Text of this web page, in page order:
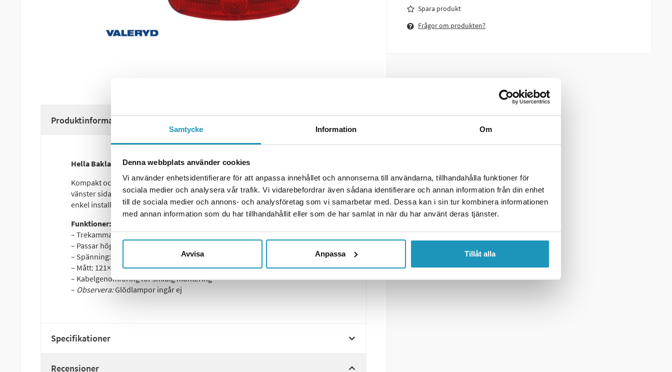
Samtycke Information Om
Denna webbplats använder cookies
Vi använder enhetsidentifierare för att anpassa innehållet och annonserna till användarna, tillhandahålla funktioner för
sociala medier och analysera vår trafik. Vi vidarebefordrar även sådana identifierare och annan information från din enhet
till de sociala medier och annons- och analysföretag som vi samarbetar med. Dessa kan i sin tur kombinera informationen
med annan information som du har tillhandahållit eller som de har samlat in när du har använt deras tjänster.
Avvisa Anpassa Tillåt alla
Spara produkt
Frågor om produkten?
Produktinformation
Hella Baklampa 121×121×56 mm – Höger & Vänster
Kompakt och funktionellHella trekammarlykta som passar både höger och
vänster sida. Perfekt för 12V-system och försedd med kabelgenomföring för
enkel installation.
Funktioner:
– Trekammarlykta: Skyltbelysning, Blinkers, Bromsljus & Bakljus
– Passar höger och vänster sida
– Spänning: 12V
– Mått: 121×121×56 mm
– Kabelgenomföring för smidig montering
– Observera:Glödlampor ingår ej
Specifikationer
Recensioner